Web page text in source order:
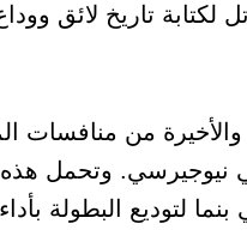
لكتابة تاريخ لائق
والأخيرة من منافسات
“ميتلايف” في نيوجيرسي.
لتوديع البطولة